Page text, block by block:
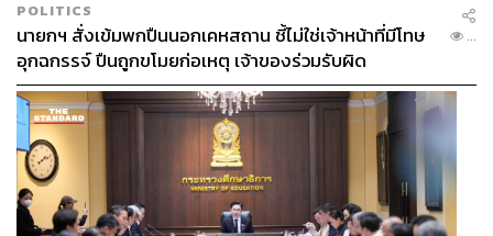
POLITICS
นายกฯ สั่งเข้มพกปืนนอกเคหสถาน ชี้ไม่ใช่เจ้าหน้าที่มีโทษ
อุกฉกรรจ์ ปืนถูกขโมยก่อเหตุ เจ้าของร่วมรับผิด
...